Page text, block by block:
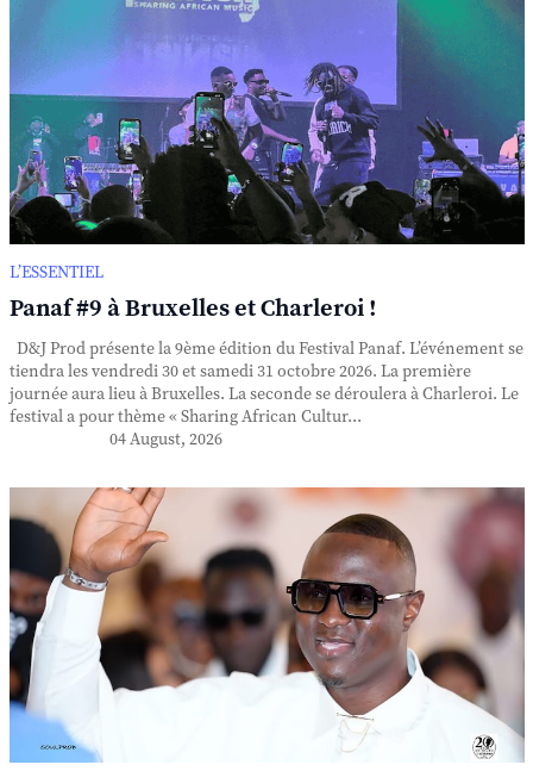
L’ESSENTIEL
Panaf #9 à Bruxelles et Charleroi !
D&J Prod présente la 9ème édition du Festival Panaf. L’événement se
tiendra les vendredi 30 et samedi 31 octobre 2026. La première
journée aura lieu à Bruxelles. La seconde se déroulera à Charleroi. Le
festival a pour thème « Sharing African Cultur...
04 August, 2026